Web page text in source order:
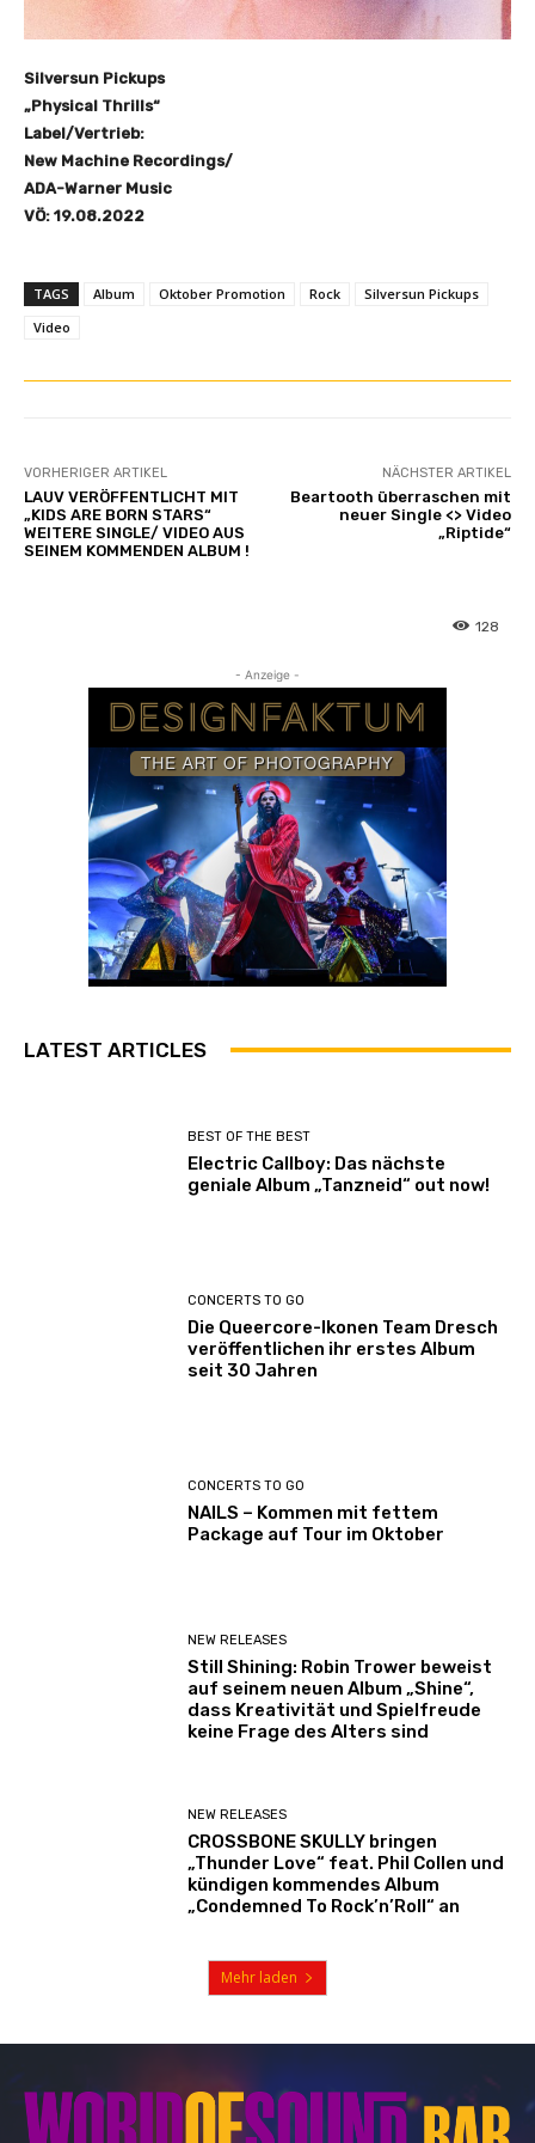
Silversun Pickups
„Physical Thrills“
Label/Vertrieb:
New Machine Recordings/
ADA-Warner Music
VÖ: 19.08.2022
TAGS Album Oktober Promotion Rock
Silversun Pickups
Video
VORHERIGER ARTIKEL
LAUV VERÖFFENTLICHT MIT
„KIDS ARE BORN STARS“
WEITERE SINGLE/ VIDEO AUS
SEINEM KOMMENDEN ALBUM !
NÄCHSTER ARTIKEL
Beartooth überraschen mit
neuer Single <> Video
„Riptide“
128
- Anzeige -
LATEST ARTICLES
BEST OF THE BEST
Electric Callboy: Das nächste
geniale Album „Tanzneid“ out now!
CONCERTS TO GO
Die Queercore-Ikonen Team Dresch
veröffentlichen ihr erstes Album
seit 30 Jahren
CONCERTS TO GO
NAILS – Kommen mit fettem
Package auf Tour im Oktober
NEW RELEASES
Still Shining: Robin Trower beweist
auf seinem neuen Album „Shine“,
dass Kreativität und Spielfreude
keine Frage des Alters sind
NEW RELEASES
CROSSBONE SKULLY bringen
„Thunder Love“ feat. Phil Collen und
kündigen kommendes Album
„Condemned To Rock’n’Roll“ an
Mehr laden